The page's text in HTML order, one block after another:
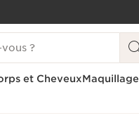
LE PIED DE PAGE
et CheveuxMaquillage